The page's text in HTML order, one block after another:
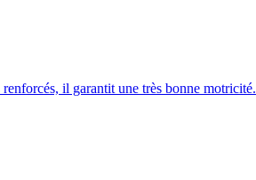
il garantit une très bonne motricité.